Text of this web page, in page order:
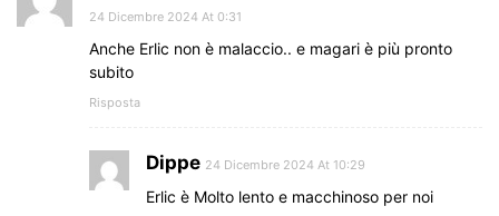
24 Dicembre 2024 At 0:31
Anche Erlic non è malaccio.. e magari è più pronto
subito
Risposta
Dippe 24 Dicembre 2024 At 10:29
Erlic è Molto lento e macchinoso per noi